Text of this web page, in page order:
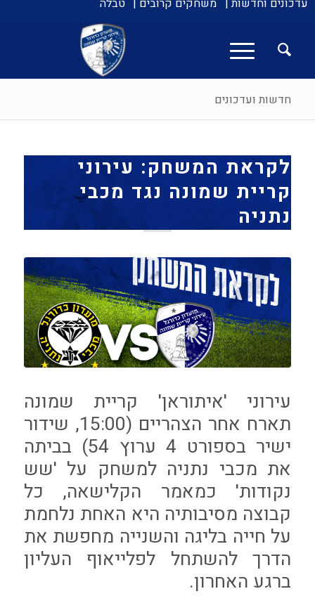
עדכונים וחדשות | משחקים קרובים | טבלה
חדשות ועדכונים
לקראת המשחק: עירוני
קריית שמונה נגד מכבי
נתניה
עירוני 'איתוראן' קריית שמונה
תארח אחר הצהריים (15:00, שידור
ישיר בספורט 4 ערוץ 54) בביתה
את מכבי נתניה למשחק על 'שש
נקודות' כמאמר הקלישאה, כל
קבוצה מסיבותיה היא האחת נלחמת
על חייה בליגה והשנייה מחפשת את
הדרך להשתחל לפלייאוף העליון
ברגע האחרון.